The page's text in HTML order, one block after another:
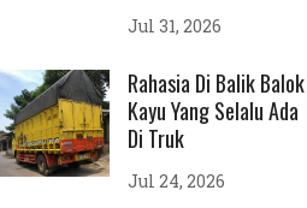
Jul 31, 2026
Rahasia Di Balik Balok
Kayu Yang Selalu Ada
Di Truk
Jul 24, 2026